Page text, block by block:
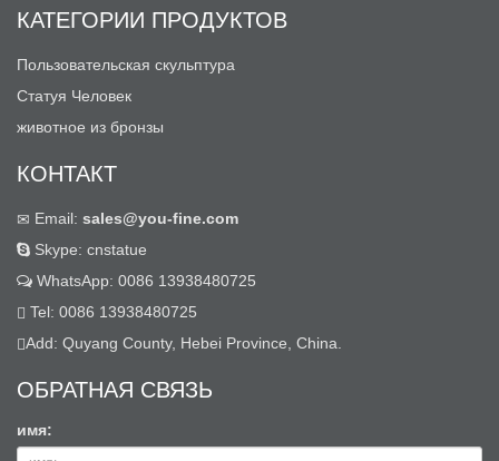
КАТЕГОРИИ ПРОДУКТОВ
Пользовательская скульптура
Статуя Человек
животное из бронзы
КОНТАКТ
Email: sales@you-fine.com
Skype: cnstatue
WhatsApp: 0086 13938480725
Tel: 0086 13938480725
Add: Quyang County, Hebei Province, China.
ОБРАТНАЯ СВЯЗЬ
имя: